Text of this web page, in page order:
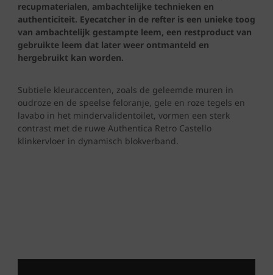
recupmaterialen, ambachtelijke technieken en
authenticiteit. Eyecatcher in de refter is een unieke toog
van ambachtelijk gestampte leem, een restproduct van
gebruikte leem dat later weer ontmanteld en
hergebruikt kan worden.
Subtiele kleuraccenten, zoals de geleemde muren in
oudroze en de speelse feloranje, gele en roze tegels en
lavabo in het mindervalidentoilet, vormen een sterk
contrast met de ruwe Authentica Retro Castello
klinkervloer in dynamisch blokverband.